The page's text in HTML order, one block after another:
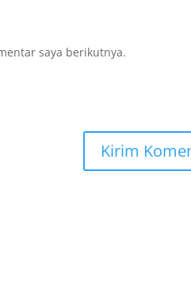
saya berikutnya.